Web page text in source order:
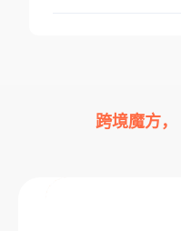
跨境魔方，